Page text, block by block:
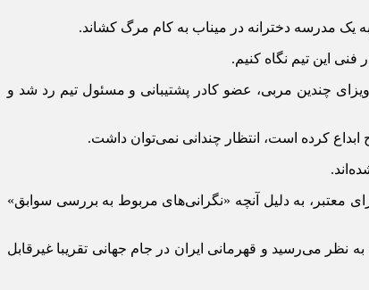
این تیم نگاه کنیم.
چندین مربی، عضو کادر پشتیبانی و مسئول تیم رد شد و
کرده است، انتظار چندانی نمی‌توان داشت.
با وجود داشتن ویزای معتبر، به دلیل آنچه «نگرانی‌های مربوط به بررسی سوابق»
می‌رسید و قهرمانی ایران در جام جهانی تقریبا غیرقابل